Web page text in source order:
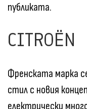
публиката.
CITROËN
Френската марка
стил с новия